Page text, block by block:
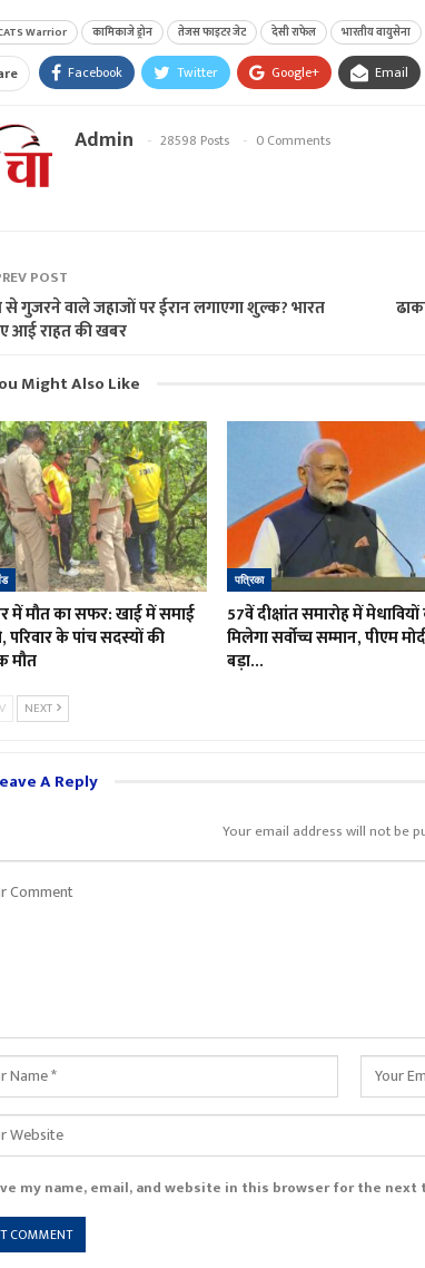
Warrior कामिकाजे ड्रोन तेजस फाइटर जेट देसी राफेल भारतीय वायुसेना
Facebook Twitter Google+ Email
Admin 28598 Posts 0 Comments
POST
से गुजरने वाले जहाजों पर ईरान लगाएगा शुल्क? भारत
आई राहत की खबर
Might Also Like
में मौत का सफर: खाई में समाई
परिवार के पांच सदस्यों की
मौत
पत्रिका
57वें दीक्षांत समारोह में
मिलेगा सर्वोच्च सम्मान, पीएम
बड़ा…
NEXT
A Reply
Your email address will not be
my name, email, and website in this browser for the